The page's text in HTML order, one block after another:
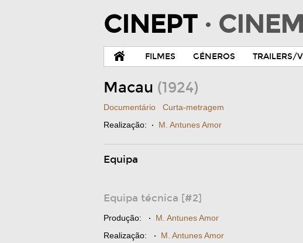
CINEPT ·
FILMES GÉNEROS TRAILERS/
Macau (1924)
Documentário
Curta-metragem
Realização: · M. Antunes Amor
Equipa
Equipa técnica [#2]
Produção: · M. Antunes Amor
Realização: · M. Antunes Amor